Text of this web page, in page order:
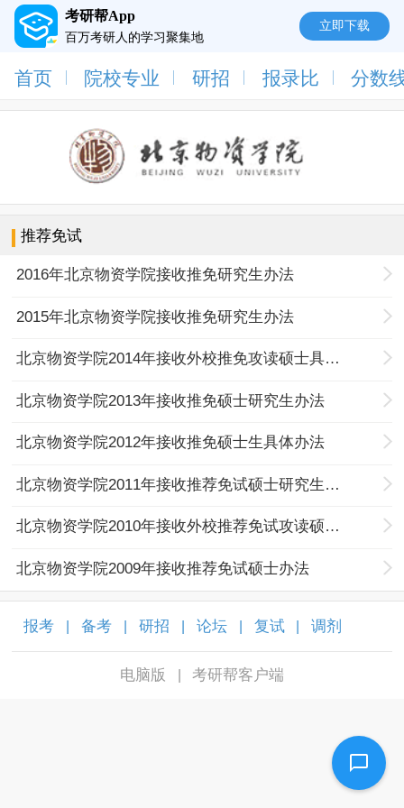
考研帮App
百万考研人的学习聚集地
立即下载
首页 院校专业 研招 报录比 分数
推荐免试
2016年北京物资学院接收推免研究生办法
2015年北京物资学院接收推免研究生办法
北京物资学院2014年接收外校推免攻读硕士具体办法
北京物资学院2013年接收推免硕士研究生办法
北京物资学院2012年接收推免硕士生具体办法
北京物资学院2011年接收推荐免试硕士研究生办法
北京物资学院2010年接收外校推荐免试攻读硕士学位研究生的具体办法
北京物资学院2009年接收推荐免试硕士办法
报考 备考 研招 论坛 复试 调剂
电脑版 考研帮客户端